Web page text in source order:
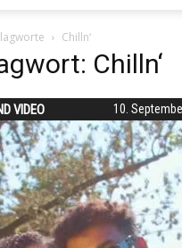
Chilln‘
Chilln‘
10.
VIDEO